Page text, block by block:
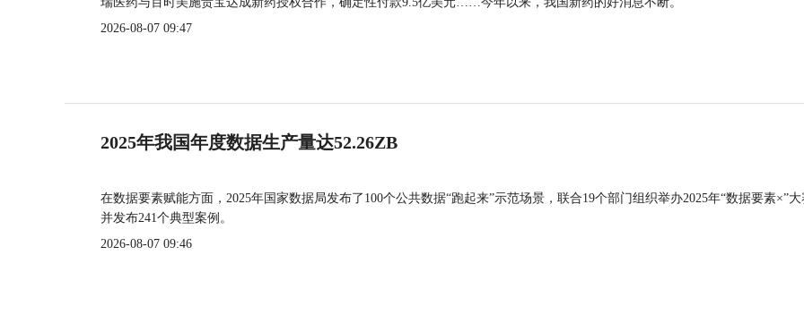
2026-08-07 09:47
2025年我国年度数据生产量达52.26ZB
在数据要素赋能方面，2025年国家数据局发布了100个公共数据“跑起来”示范场景，联合19个部门组织举办2025年“数据要素×”大
并发布241个典型案例。
2026-08-07 09:46